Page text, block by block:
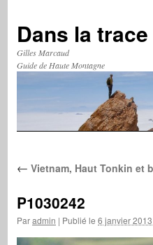
contenu
Dans la
Gilles Marcaud
Guide de Haute Montagne
← Vietnam, Haut Tonkin et
P1030242
Paradmin | Publié le 6 janvier 2013